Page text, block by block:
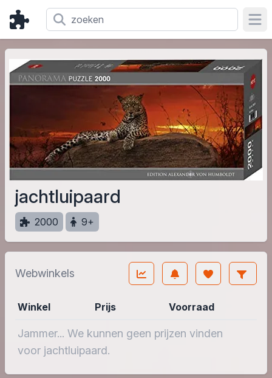
jachtluipaard
2000 9+
Webwinkels
Winkel Prijs Voorraad
Jammer... We kunnen geen prijzen vinden
voor jachtluipaard.